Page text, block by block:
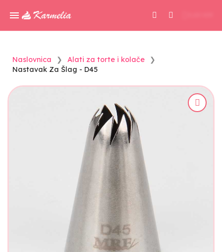
Naslovnica
Alati za torte i kolače
Nastavak Za Šlag - D45